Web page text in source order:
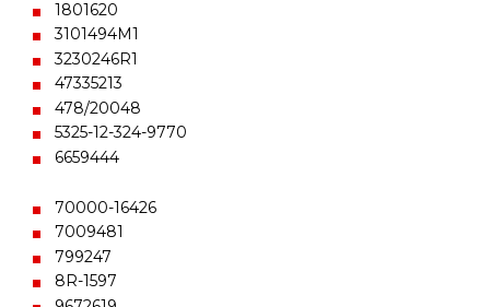
1801620
3101494M1
3230246R1
47335213
478/20048
5325-12-324-9770
6659444
70000-16426
7009481
799247
8R-1597